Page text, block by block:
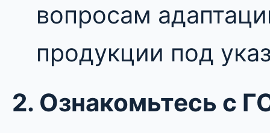
вопросам
продукции под
2. Ознакомьтесь с